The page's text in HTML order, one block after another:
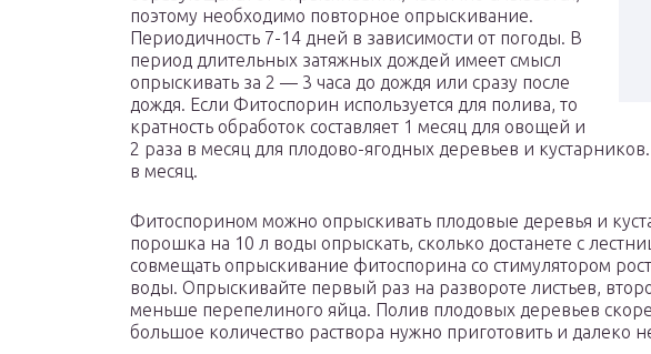
поэтому необходимо повторное опрыскивание.
Периодичность 7-14 дней в зависимости от погоды. В
период длительных затяжных дождей имеет смысл
опрыскивать за 2 — 3 часа до дождя или сразу после
дождя. Если Фитоспорин используется для полива, то
кратность обработок составляет 1 месяц для овощей и
2 раза в месяц для плодово-ягодных деревьев и
в месяц.
Фитоспорином можно опрыскивать плодовые деревья и
порошка на 10 л воды опрыскать, сколько достанете с
совмещать опрыскивание фитоспорина со стимулятором
воды. Опрыскивайте первый раз на развороте листьев,
меньше перепелиного яйца. Полив плодовых деревьев
большое количество раствора нужно приготовить и далеко